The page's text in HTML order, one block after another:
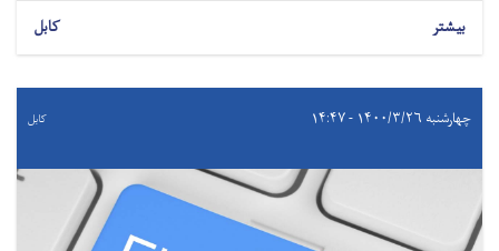
بیشتر کابل
چهارشنبه ۱۴۰۰/۳/۲۶ - ۱۴:۴۷ کابل